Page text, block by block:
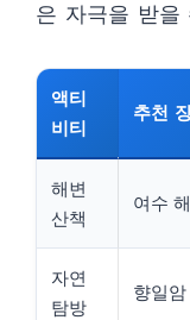
은 자극을 받을
액티
비티
추천
해변
산책
여수
자연
탐방
향일암